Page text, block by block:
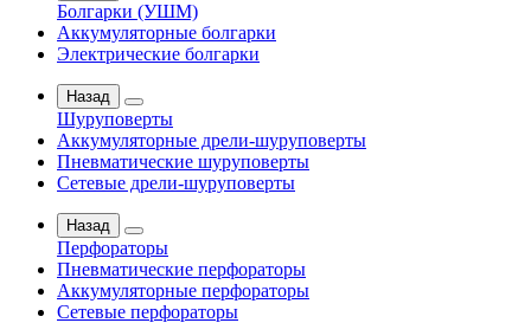
Болгарки (УШМ)
Аккумуляторные болгарки
Электрические болгарки
Назад
Шуруповерты
Аккумуляторные дрели-шуруповерты
Пневматические шуруповерты
Сетевые дрели-шуруповерты
Назад
Перфораторы
Пневматические перфораторы
Аккумуляторные перфораторы
Сетевые перфораторы